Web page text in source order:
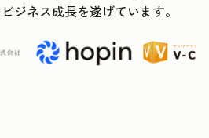
ジネス成長を遂げています。